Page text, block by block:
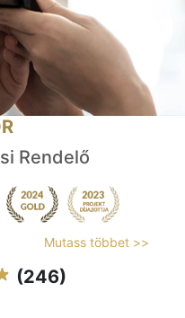
Rendelő
Mutass többet >>
(246)